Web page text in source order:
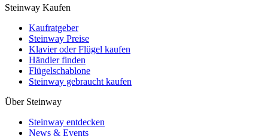
Steinway Kaufen
Kaufratgeber
Steinway Preise
Klavier oder Flügel kaufen
Händler finden
Flügelschablone
Steinway gebraucht kaufen
Über Steinway
Steinway entdecken
News & Events